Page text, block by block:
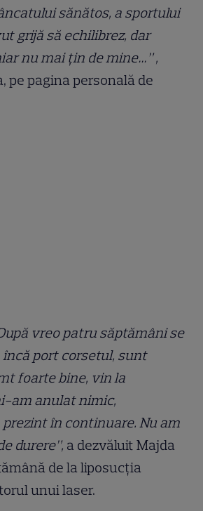
sănătos, a sportului
grijă să echilibrez, dar
nu mai țin de mine…” ,
pe pagina personală de
vreo patru săptămâni se
încă port corsetul, sunt
foarte bine, vin la
am anulat nimic,
în continuare. Nu am
durere”, a dezvăluit Majda
de la liposucția
unui laser.